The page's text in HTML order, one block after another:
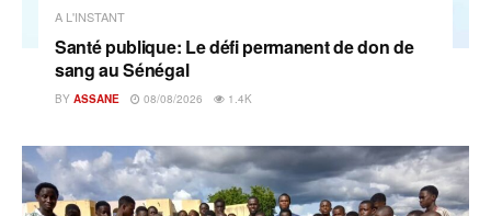
A L'INSTANT
Santé publique: Le défi permanent de don de
sang au Sénégal
BY ASSANE 08/08/2026 1.4K